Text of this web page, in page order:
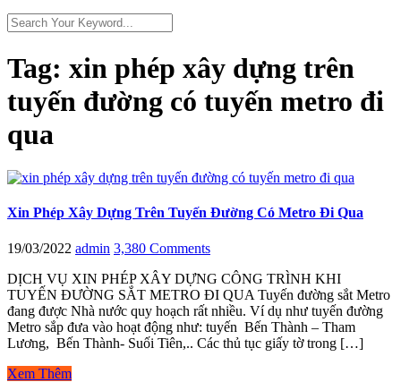
Tag: xin phép xây dựng trên
tuyến đường có tuyến metro đi
qua
Xin Phép Xây Dựng Trên Tuyến Đường Có Metro Đi Qua
19/03/2022 admin 3,380 Comments
DỊCH VỤ XIN PHÉP XÂY DỰNG CÔNG TRÌNH KHI
TUYẾN ĐƯỜNG SẮT METRO ĐI QUA Tuyến đường sắt Metro
đang được Nhà nước quy hoạch rất nhiều. Ví dụ như tuyến đường
Metro sắp đưa vào hoạt động như: tuyến Bến Thành – Tham
Lương, Bến Thành- Suối Tiên,.. Các thủ tục giấy tờ trong […]
Xem Thêm